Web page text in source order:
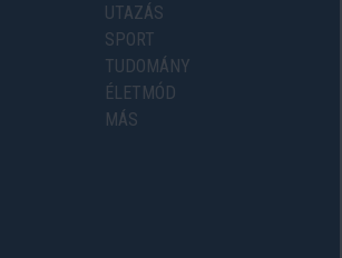
UTAZÁS
SPORT
TUDOMÁNY
ÉLETMÓD
MÁS